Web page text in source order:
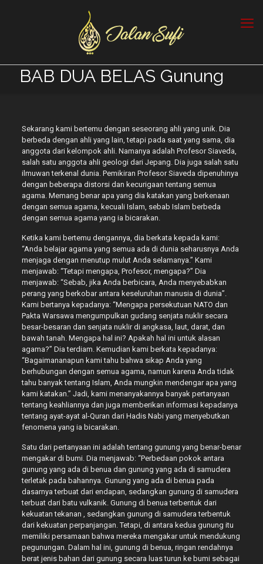
BAB DUA BELAS Gunung
Sekarang kami bertemu dengan seseorang ahli yang unik. Dia
berbeda dengan ahli yang lain, tetapi pada saat yang sama, dia
anggota dari kelompok ahli. Namanya adalah Profesor Siaveda,
salah satu anggota ahli geologi dari Jepang. Dia juga salah satu
ilmuwan terkenal dunia. Pemikiran Profesor Siaveda dipenuhinya
dengan beberapa distorsi dan kecurigaan tentang semua
agama. Memang benar apa yang dia katakan yang berkenaan
dengan semua agama, kecuali Islam, sebab Islam berbeda
dengan semua agama yang ia bicarakan.
Ketika kami bertemu dengannya, dia berkata kepada kami:
“Anda belajar agama yang semua ada di dunia seharusnya Anda
menjaga dengan menutup mulut Anda selamanya.” Kami
menjawab: “Tetapi mengapa, Profesor, mengapa?” Dia
menjawab: “Sebab, jika Anda berbicara, Anda menyebabkan
perang yang berkobar antara keseluruhan manusia di dunia”.
Kami bertanya kepadanya: “Mengapa persekutuan NATO dan
Pakta Warsawa mengumpulkan gudang senjata nuklir secara
besar-besaran dan senjata nuklir di angkasa, laut, darat, dan
bawah tanah. Mengapa hal ini? Apakah hal ini untuk alasan
agama?” Dia terdiam. Kemudian kami berkata kepadanya:
“Bagaimananapun kami tahu bahwa sikap Anda yang
berhubungan dengan semua agama, namun karena Anda tidak
tahu banyak tentang Islam, Anda mungkin mendengar apa yang
kami katakan.” Jadi, kami menanyakannya banyak pertanyaan
tentang keahliannya dan juga memberikan informasi kepadanya
tentang ayat-ayat al-Quran dari Hadis Nabi yang menyebutkan
fenomena yang ia bicarakan.
Satu dari pertanyaan ini adalah tentang gunung yang benar-benar
mengakar di bumi. Dia menjawab: “Perbedaan pokok antara
gunung yang ada di benua dan gunung yang ada di samudera
terletak pada bahannya. Gunung yang ada di benua pada
dasarnya terbuat dari endapan, sedangkan gunung di samudera
terbuat dari batu vulkanik. Gunung di benua terbentuk dari
kekuatan tekanan , sedangkan gunung di samudera terbentuk
dari kekuatan perpanjangan. Tetapi, di antara kedua gunung itu
memiliki persamaan bahwa mereka mengakar untuk mendukung
pegunungan. Dalam hal ini, gunung di benua, ringan rendahnya
berat jenis bahan dari gunung secara luas turun ke bumi sebagai